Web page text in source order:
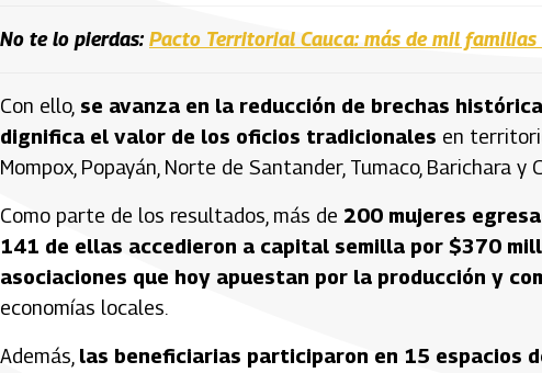
No te lo pierdas: Pacto Territorial Cauca: más de mil
Con ello, se avanza en la reducción de brechas
dignifica el valor de los oficios tradicionales en
Mompox, Popayán, Norte de Santander, Tumaco, Barichara y
Como parte de los resultados, más de 200 mujeres
141 de ellas accedieron a capital semilla por $370
asociaciones que hoy apuestan por la producción y
economías locales.
Además, las beneficiarias participaron en 15 espacios